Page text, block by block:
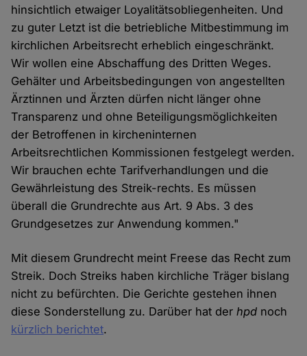
hinsichtlich etwaiger Loyalitätsobliegenheiten. Und
zu guter Letzt ist die betriebliche Mitbestimmung im
kirchlichen Arbeitsrecht erheblich eingeschränkt.
Wir wollen eine Abschaffung des Dritten Weges.
Gehälter und Arbeitsbedingungen von angestellten
Ärztinnen und Ärzten dürfen nicht länger ohne
Transparenz und ohne Beteiligungsmöglichkeiten
der Betroffenen in kircheninternen
Arbeitsrechtlichen Kommissionen festgelegt werden.
Wir brauchen echte Tarifverhandlungen und die
Gewährleistung des Streik-rechts. Es müssen
überall die Grundrechte aus Art. 9 Abs. 3 des
Grundgesetzes zur Anwendung kommen."
Mit diesem Grundrecht meint Freese das Recht zum
Streik. Doch Streiks haben kirchliche Träger bislang
nicht zu befürchten. Die Gerichte gestehen ihnen
diese Sonderstellung zu. Darüber hat derhpd noch
kürzlich berichtet.